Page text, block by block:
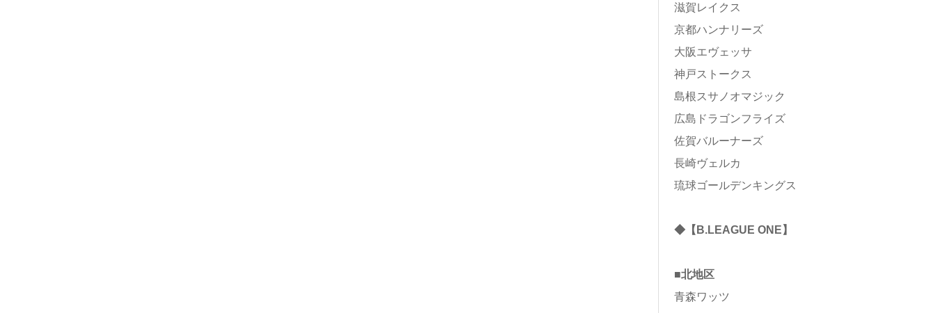
滋賀レイクス
京都ハンナリーズ
大阪エヴェッサ
神戸ストークス
島根スサノオマジック
広島ドラゴンフライズ
佐賀バルーナーズ
長崎ヴェルカ
琉球ゴールデンキングス
◆【B.LEAGUE ONE】
■北地区
青森ワッツ